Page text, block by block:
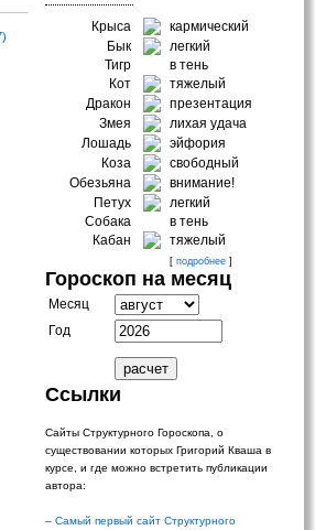
Крыса
кармический
Бык
легкий
Тигр
в тень
Кот
тяжелый
Дракон
презентация
Змея
лихая удача
Лошадь
эйфория
Коза
свободный
Обезьяна
внимание!
Петух
легкий
Собака
в тень
Кабан
тяжелый
[ подробнее ]
Гороскоп на месяц
Месяц
Год
Ссылки
Сайты Структурного Гороскопа, о
существовании которых Григорий Кваша в
курсе, и где можно встретить публикации
автора:
– Самый первый сайт Структурного